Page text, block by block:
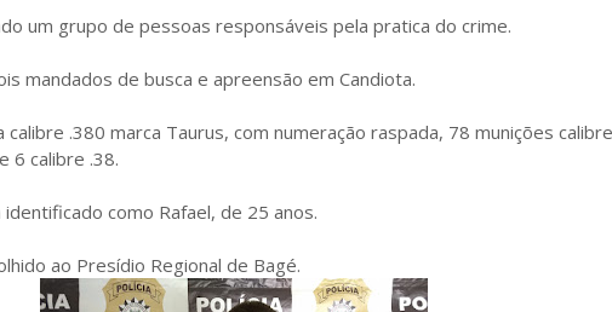
um grupo de pessoas responsáveis pela pratica do crime.
mandados de busca e apreensão em Candiota.
.380 marca Taurus, com numeração raspada, 78 munições
6 calibre .38.
como Rafael, de 25 anos.
ao Presídio Regional de Bagé.